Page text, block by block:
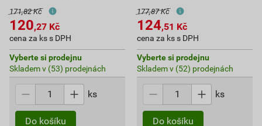
171,82 Kč
120,27 Kč
cena za ks s DPH
Vyberte si prodejnu
Skladem v (53) prodejnách
ks
Do košíku
177,87 Kč
124,51 Kč
cena za ks s DPH
Vyberte si prodejnu
Skladem v (52) prodejnách
ks
Do košíku